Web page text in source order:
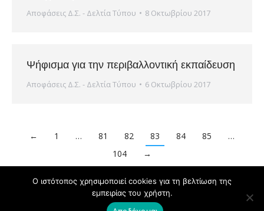
Αποφάσεις Δ.Σ. - Δελτία Τύπου 8 Οκτωβρίου 2017
Ψήφισμα για την περιβαλλοντική εκπαίδευση
Αποφάσεις Δ.Σ. - Δελτία Τύπου 6 Οκτωβρίου 2017
← 1 … 81 82 83 84 85
…
104
→
Copyright © ΔΟΕ 2020
Powered by
Ο ιστότοπος χρησιμοποιεί cookies για τη βελτίωση της
εμπειρίας του χρήστη.